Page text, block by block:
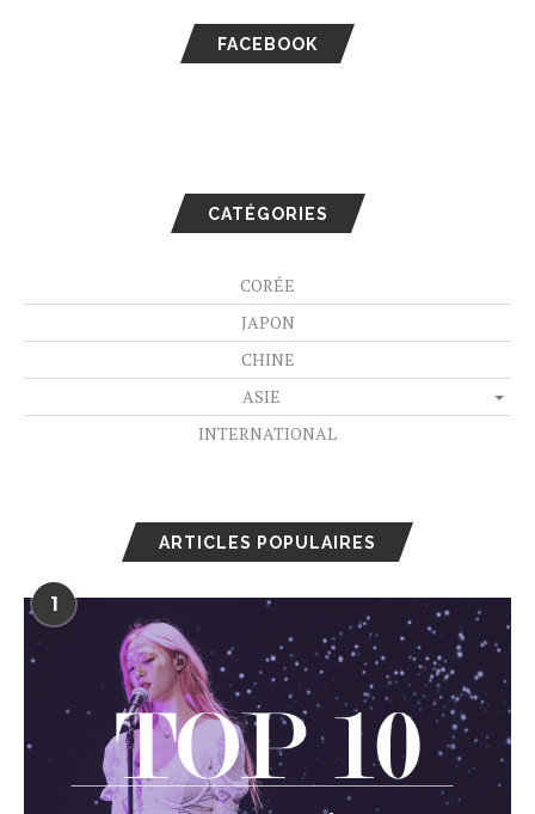
FACEBOOK
CATÉGORIES
CORÉE
JAPON
CHINE
ASIE
INTERNATIONAL
ARTICLES POPULAIRES
1